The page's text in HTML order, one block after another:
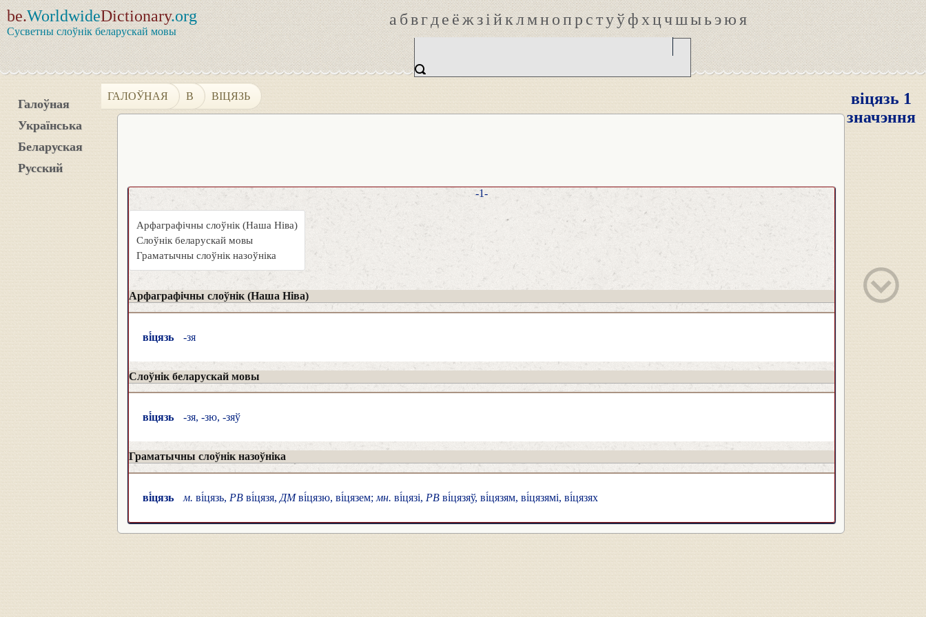
be.WorldwideDictionary.org
Сусветны слоўнік беларускай мовы
абвгдеёжзійклмнопрстуўфхцчшыьэюя
Галоўная
Українська
Беларуская
Русский
ГАЛОЎНАЯ В ВІЦЯЗЬ
віцязь 1
значэння
-1-
Арфаграфічны слоўнік (Наша Ніва)
Слоўнік беларускай мовы
Граматычны слоўнік назоўніка
Арфаграфічны слоўнік (Наша Ніва)
ві́цязь -зя
Слоўнік беларускай мовы
ві́цязь -зя, -зю, -зяў
Граматычны слоўнік назоўніка
ві́цязь м. ві́цязь, РВ ві́цязя, ДМві́цязю, ві́цязем; мн. ві́цязі, РВ ві́цязяў, ві́цязям, ві́цязямі, ві́цязях